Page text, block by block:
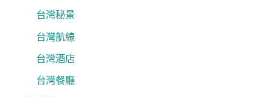
台灣秘景
台灣航線
台灣酒店
台灣餐廳